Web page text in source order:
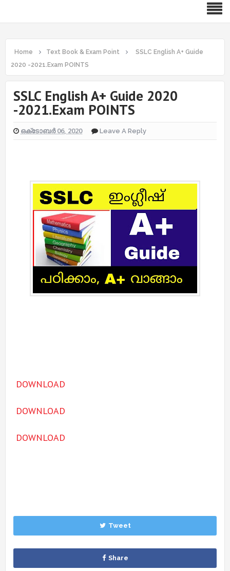
Home Text Book & Exam Point
SSLC English A+ Guide
2020 -2021.Exam POINTS
SSLC English A+ Guide 2020
-2021.Exam POINTS
ഒക്‌ടോബർ 06, 2020 Leave A Reply
DOWNLOAD
DOWNLOAD
DOWNLOAD
Tweet
Share